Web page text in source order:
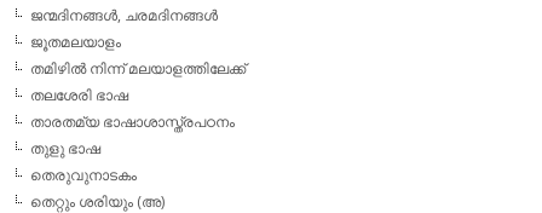
ജന്മദിനങ്ങള്‍, ചരമദിനങ്ങള്‍
ജൂതമലയാളം
തമിഴില്‍ നിന്ന് മലയാളത്തിലേക്ക്
തലശേരി ഭാഷ
താരതമ്യ ഭാഷാശാസ്ത്രപഠനം
തുളു ഭാഷ
തെരുവുനാടകം
തെറ്റും ശരിയും (അ)